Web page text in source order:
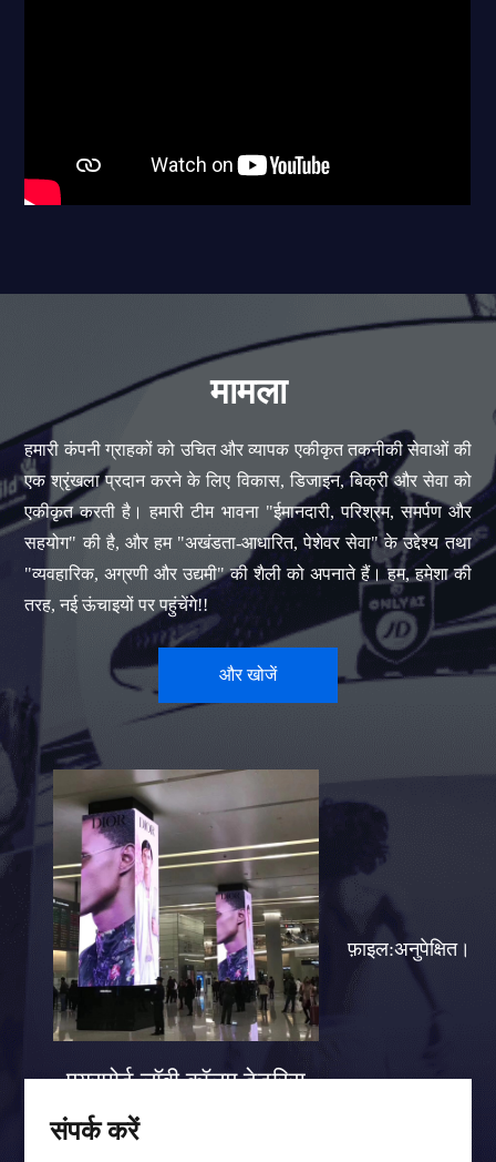
मामला
हमारी कंपनी ग्राहकों को उचित और व्यापक एकीकृत तकनीकी सेवाओं की
एक श्रृंखला प्रदान करने के लिए विकास, डिजाइन, बिक्री और सेवा को
एकीकृत करती है। हमारी टीम भावना "ईमानदारी, परिश्रम, समर्पण और
सहयोग" की है, और हम "अखंडता-आधारित, पेशेवर सेवा" के उद्देश्य तथा
"व्यवहारिक, अग्रणी और उद्यमी" की शैली को अपनाते हैं। हम, हमेशा की
तरह, नई ऊंचाइयों पर पहुंचेंगे!!
और खोजें
एयरपोर्ट लॉबी कॉलम टेटरिस
फ़ाइल:अनुपेक्षित।
संपर्क करें